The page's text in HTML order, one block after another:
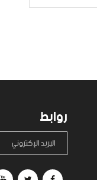
روابط
البريد الإكتروني